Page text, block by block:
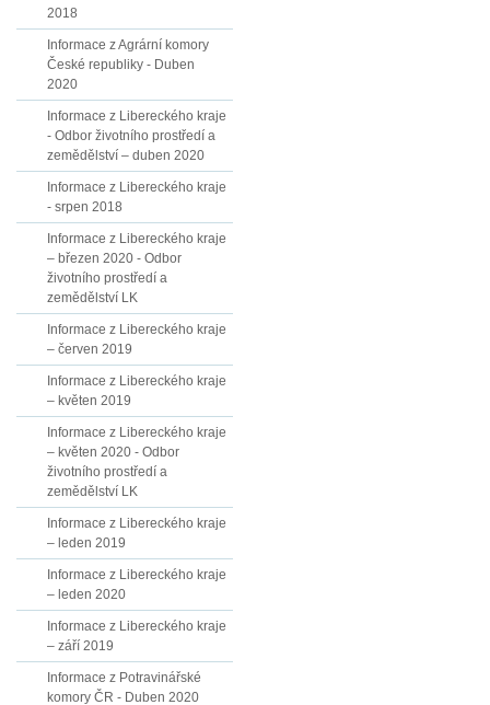
2018
Informace z Agrární komory
České republiky - Duben
2020
Informace z Libereckého kraje
- Odbor životního prostředí a
zemědělství – duben 2020
Informace z Libereckého kraje
- srpen 2018
Informace z Libereckého kraje
– březen 2020 - Odbor
životního prostředí a
zemědělství LK
Informace z Libereckého kraje
– červen 2019
Informace z Libereckého kraje
– květen 2019
Informace z Libereckého kraje
– květen 2020 - Odbor
životního prostředí a
zemědělství LK
Informace z Libereckého kraje
– leden 2019
Informace z Libereckého kraje
– leden 2020
Informace z Libereckého kraje
– září 2019
Informace z Potravinářské
komory ČR - Duben 2020